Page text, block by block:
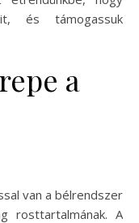
és támogassuk
a
van a bélrendszer
rosttartalmának. A